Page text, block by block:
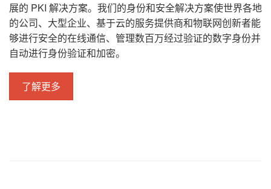
展的 PKI 解决方案。我们的身份和安全解决方案使世界各地
的公司、大型企业、基于云的服务提供商和物联网创新者能
够进行安全的在线通信、管理数百万经过验证的数字身份并
自动进行身份验证和加密。
了解更多